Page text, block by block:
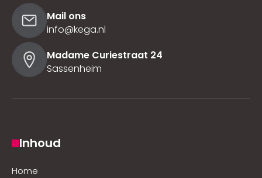
Mail ons
info@kega.nl
Madame Curiestraat 24
Sassenheim
Inhoud
Home